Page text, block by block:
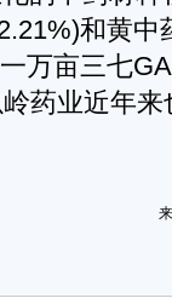
和黄
万亩三七
药业近年